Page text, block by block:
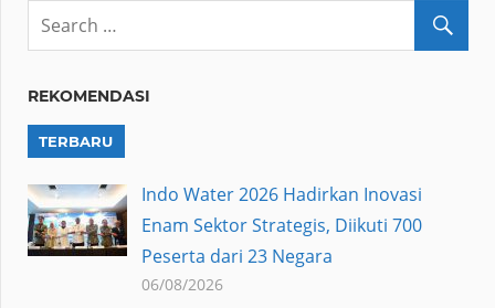
REKOMENDASI
TERBARU
Indo Water 2026 Hadirkan Inovasi
Enam Sektor Strategis, Diikuti 700
Peserta dari 23 Negara
06/08/2026